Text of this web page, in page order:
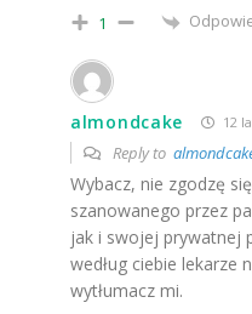
1
almondcake 12
Reply to
Wybacz, nie zgodzę
szanowanego przez
jak i swojej prywatnej
według ciebie lekarze
wytłumacz mi.